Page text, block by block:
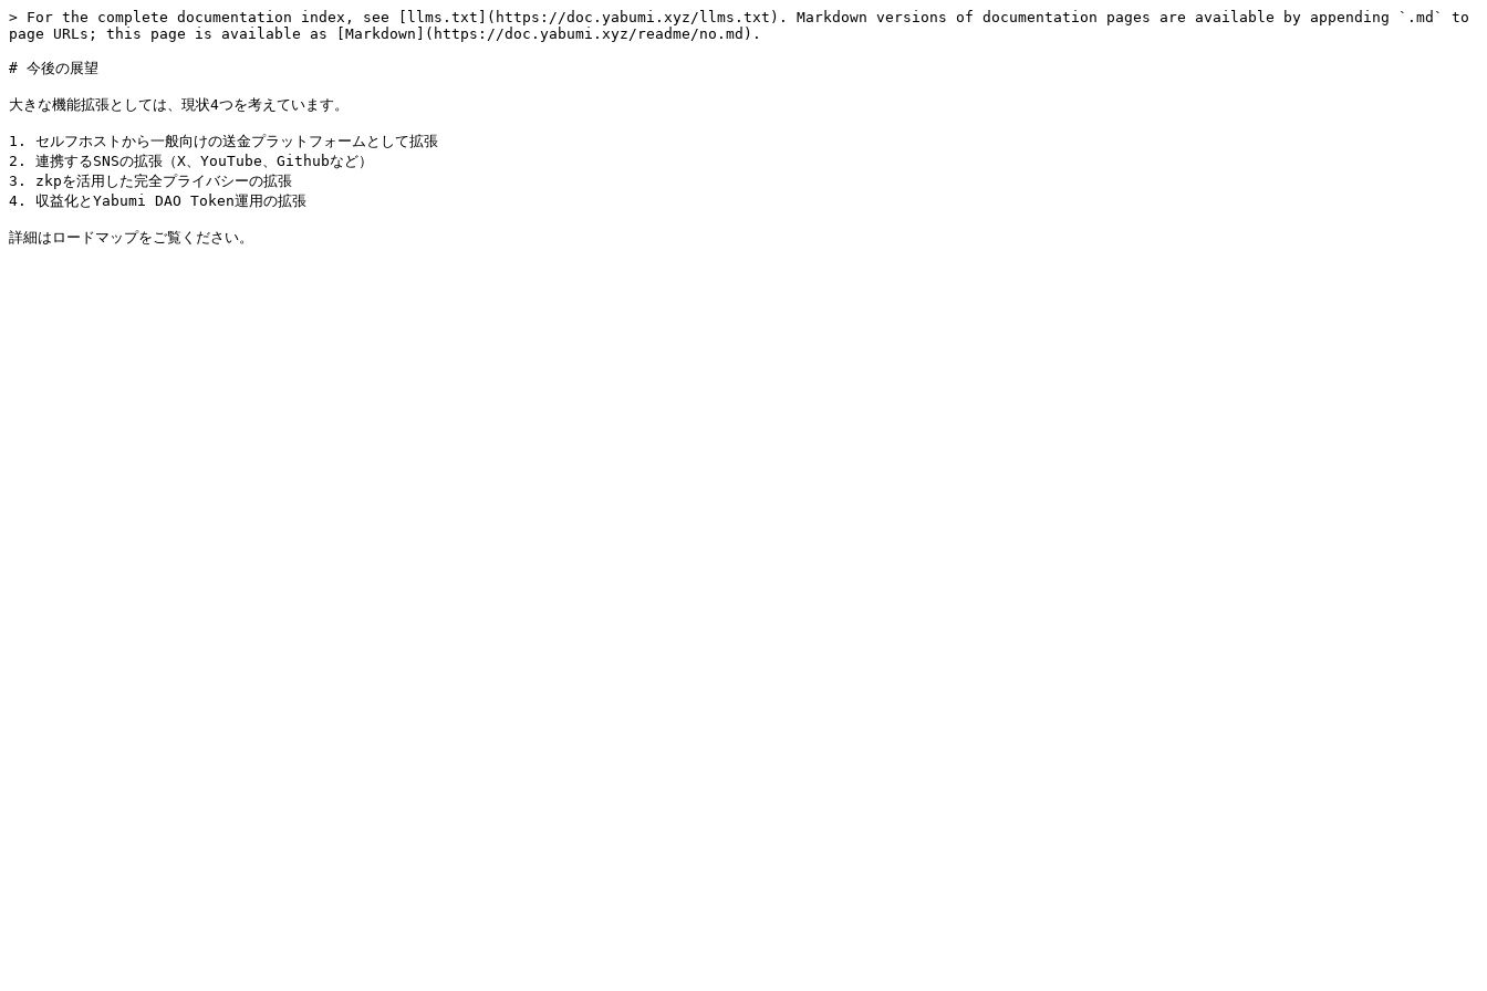
> For the complete documentation index, see [llms.txt](https://doc.yabumi.xyz/llms.txt). Markdown versions of documentation pages are available by appending `.md` to
page URLs; this page is available as [Markdown](https://doc.yabumi.xyz/readme/no.md).
# 今後の展望
大きな機能拡張としては、現状4つを考えています。
1. セルフホストから一般向けの送金プラットフォームとして拡張
2. 連携するSNSの拡張（X、YouTube、Githubなど）
3. zkpを活用した完全プライバシーの拡張
4. 収益化とYabumi DAO Token運用の拡張